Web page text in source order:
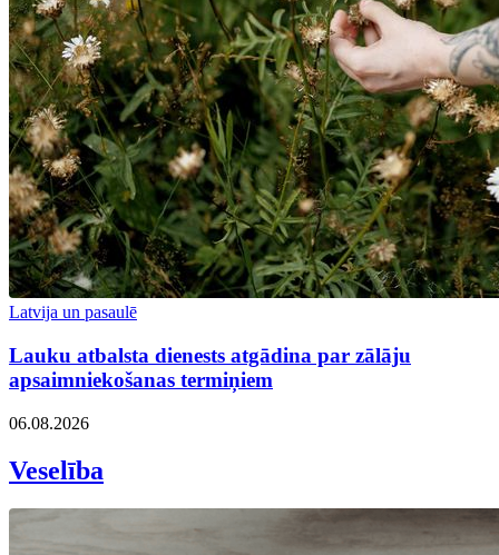
Latvija un pasaulē
Lauku atbalsta dienests atgādina par zālāju
apsaimniekošanas termiņiem
06.08.2026
Veselība